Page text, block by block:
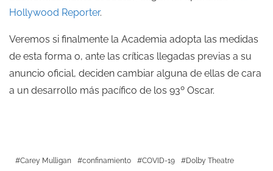
Hollywood Reporter.
Veremos si finalmente la Academia adopta las medidas
de esta forma o, ante las críticas llegadas previas a su
anuncio oficial, deciden cambiar alguna de ellas de cara
a un desarrollo más pacífico de los 93º Oscar.
Carey Mulligan confinamiento COVID-19
Dolby Theatre